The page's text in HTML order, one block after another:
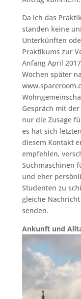
Da ich das
standen keine
Unterkünften
Praktikums zur
Anfang April
Wochen später
Gespräch mit
nur die Zusage
es hat sich
diesem Kontakt
empfehlen,
Suchmaschinen
und eher
Studenten zu
gleiche
senden.
Ankunft und